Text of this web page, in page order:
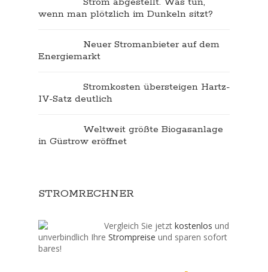
wenn man plötzlich im Dunkeln sitzt?
Neuer Stromanbieter auf dem
Energiemarkt
Stromkosten übersteigen Hartz-
IV-Satz deutlich
Weltweit größte Biogasanlage
in Güstrow eröffnet
STROMRECHNER
Vergleich Sie jetzt kostenlos und
unverbindlich Ihre Strompreise und sparen sofort
bares!